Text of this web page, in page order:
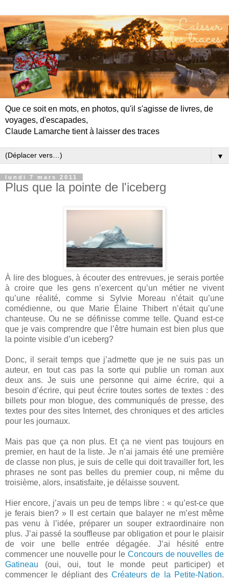
Que ce soit en mots, en photos, qu'il s'agisse de livres, de
voyages, d'escapades,
Claude Lamarche tient à laisser des traces
▼
lundi 7 mars 2011
Plus que la pointe de l'iceberg
À lire des blogues, à écouter des entrevues, je serais portée
à croire que les gens n’exercent qu’un métier ne vivent
qu’une réalité, comme si Sylvie Moreau n’était qu’une
comédienne, ou que Marie Élaine Thibert n’était qu’une
chanteuse. Ou ne se définisse comme telle. Quand est-ce
que je vais comprendre que l’être humain est bien plus que
la pointe visible d’un iceberg?
Donc, il serait temps que j’admette que je ne suis pas un
auteur, en tout cas pas la sorte qui publie un roman aux
deux ans. Je suis une personne qui aime écrire, qui a
besoin d’écrire, qui peut écrire toutes sortes de textes : des
billets pour mon blogue, des communiqués de presse, des
textes pour des sites Internet, des chroniques et des articles
pour les journaux.
Mais pas que ça non plus. Et ça ne vient pas toujours en
premier, en haut de la liste. Je n’ai jamais été une première
de classe non plus, je suis de celle qui doit travailler fort, les
phrases ne sont pas belles du premier coup, ni même du
troisième, alors, insatisfaite, je délaisse souvent.
Hier encore, j’avais un peu de temps libre : « qu’est-ce que
je ferais bien? » Il est certain que balayer ne m’est même
pas venu à l’idée, préparer un souper extraordinaire non
plus. J’ai passé la souffleuse par obligation et pour le plaisir
de voir une belle entrée dégagée. J’ai hésité entre
commencer une nouvelle pour le Concours de nouvelles de
Gatineau (oui, oui, tout le monde peut participer) et
commencer le dépliant desCréateurs de la Petite-Nation.